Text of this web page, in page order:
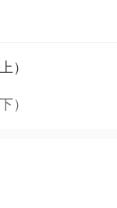
）
）